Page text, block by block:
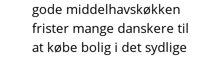
gode middelhavskøkken
frister mange danskere til
at købe bolig i det sydlige